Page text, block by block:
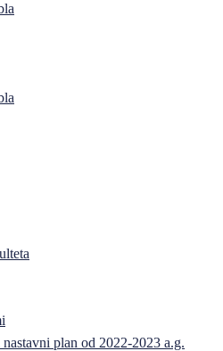
plan od 2022-2023 a.g.